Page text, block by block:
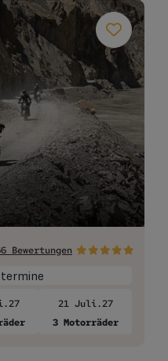
Bewertungen
termine
21 Juli.27
3 Motorräder